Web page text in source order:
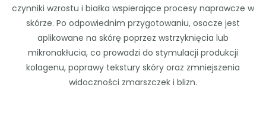
czynniki wzrostu i białka wspierające procesy naprawcze w
skórze. Po odpowiednim przygotowaniu, osocze jest
aplikowane na skórę poprzez wstrzyknięcia lub
mikronakłucia, co prowadzi do stymulacji produkcji
kolagenu, poprawy tekstury skóry oraz zmniejszenia
widoczności zmarszczek i blizn.